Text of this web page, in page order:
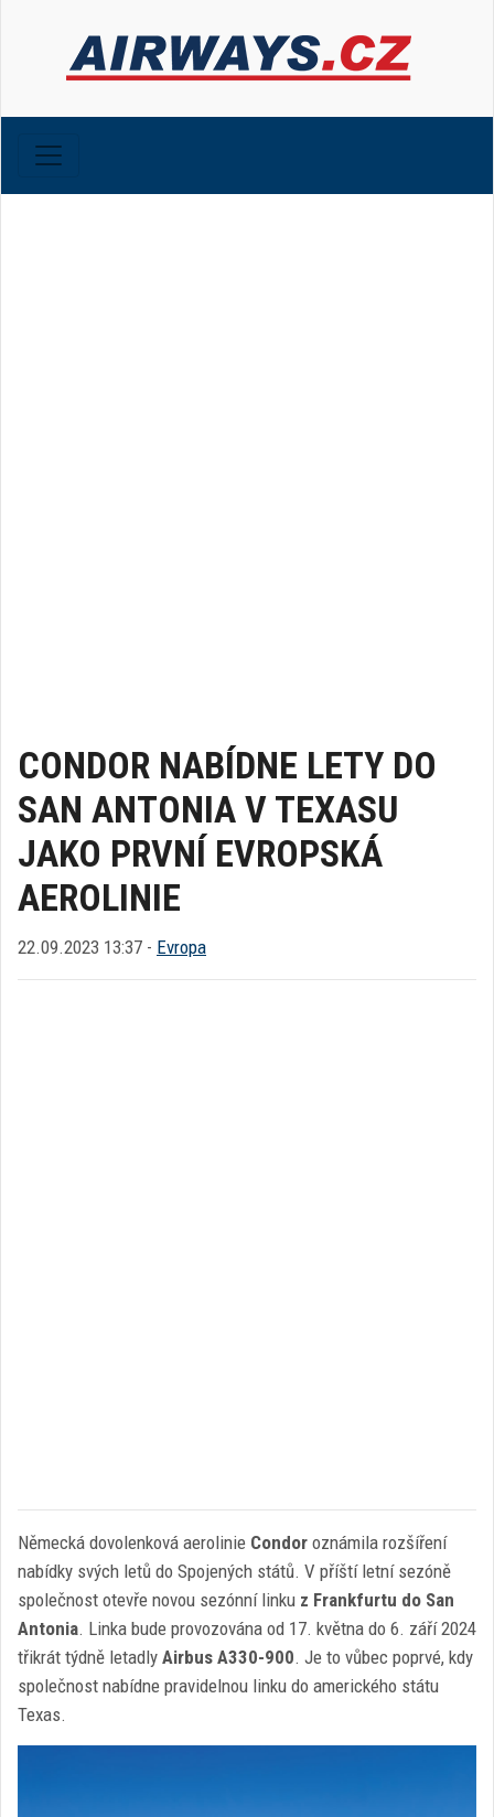
CONDOR NABÍDNE LETY DO
SAN ANTONIA V TEXASU
JAKO PRVNÍ EVROPSKÁ
AEROLINIE
22.09.2023 13:37 - Evropa
Německá dovolenková aerolinie Condor oznámila rozšíření
nabídky svých letů do Spojených států. V příští letní sezóně
společnost otevře novou sezónní linku z Frankfurtu do San
Antonia. Linka bude provozována od 17. května do 6. září 2024
třikrát týdně letadly Airbus A330-900. Je to vůbec poprvé, kdy
společnost nabídne pravidelnou linku do amerického státu
Texas.